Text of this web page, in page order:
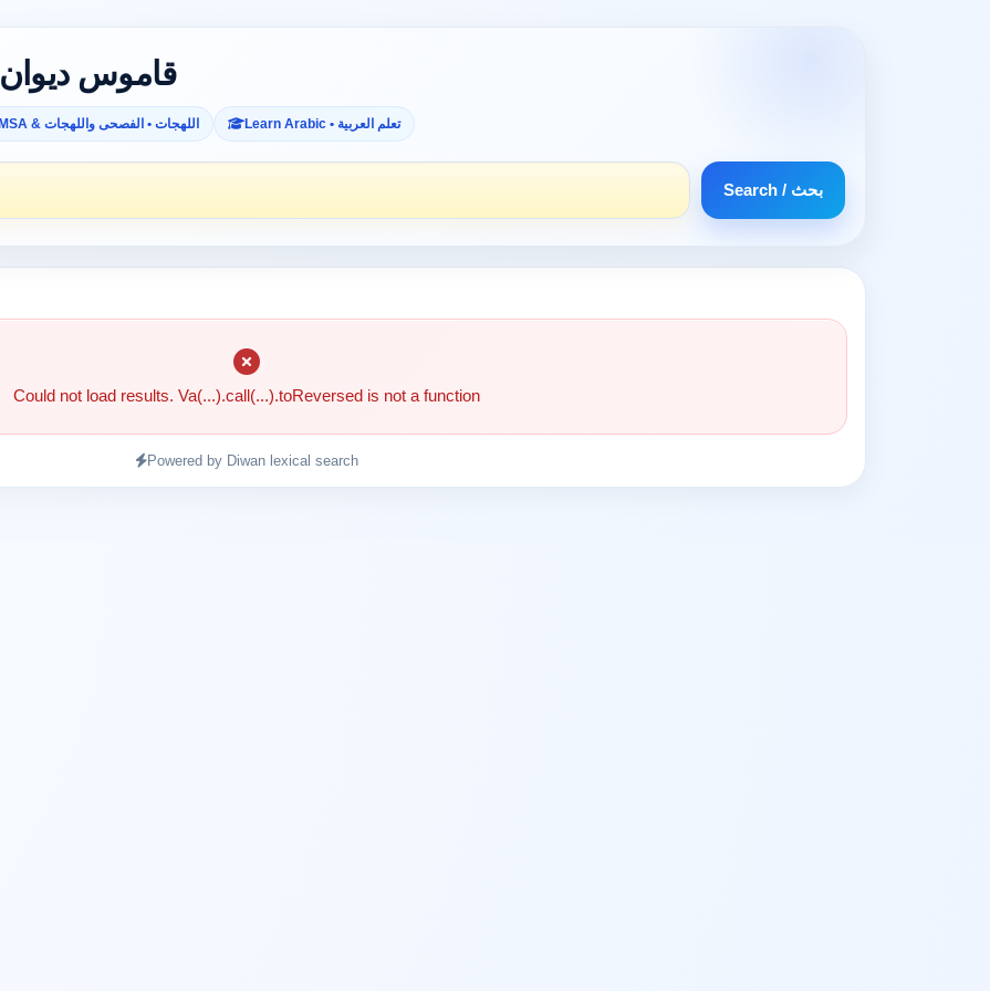
Diwan Dictionary • قاموس ديوان
MSA & اللهجات • الفصحى واللهجات Learn Arabic • تعلم العربية
Search / بحث
Could not load results. Va(...).call(...).toReversed is not a function
Powered by Diwan lexical search